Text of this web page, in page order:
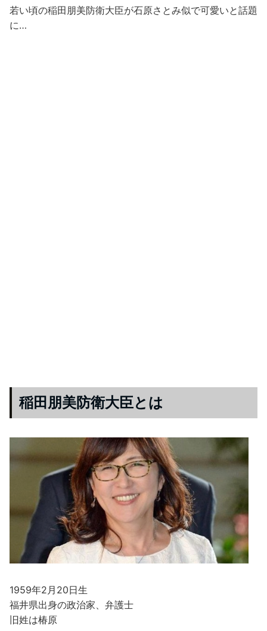
若い頃の稲田朋美防衛大臣が石原さとみ似で可愛いと話題
に…
稲田朋美防衛大臣とは
1959年2月20日生
福井県出身の政治家、弁護士
旧姓は椿原